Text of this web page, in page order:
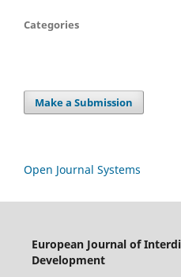
Categories
Make a Submission
Open Journal Systems
European Journal of
Development